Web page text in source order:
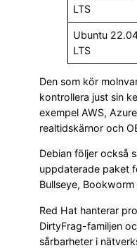
LTS
Ubuntu
LTS
Den som kör
kontrollera just sin
exempel AWS,
realtidskärnor och
Debian följer också
uppdaterade paket
Bullseye, Bookworm
Red Hat hanterar
DirtyFrag-familjen
sårbarheter i